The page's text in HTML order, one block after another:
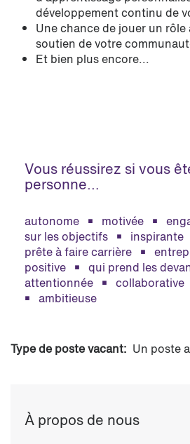
développement continu de
Une chance de jouer un
soutien de votre
Et bien plus encore...
Vous réussirez si vous
personne...
autonome ￭ motivée ￭
sur les objectifs ￭
prête à faire carrière ￭
positive ￭ qui prend les
attentionnée ￭
￭ ambitieuse
Type de poste vacant: Un poste
À propos de nous